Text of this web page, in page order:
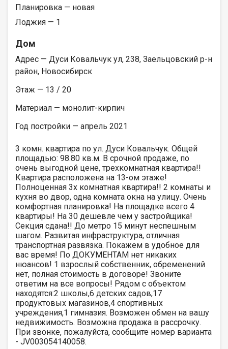
Планировка — новая
Лоджия — 1
Дом
Адрес — Дуси Ковальчук ул, 238, Заельцовский р-н
район, Новосибирск
Этаж — 13 / 20
Материал — монолит-кирпич
Год постройки — апрель 2021
3 комн. квартира по ул. Дуси Ковальчук. Общей
площадью: 98.80 кв.м. В срочной продаже, по
очень выгодной цене, трехкомнатная квартира!!
Квартира расположена на 13-ом этаже!
Полноценная 3х комнатная квартира!! 2 комнаты и
кухня во двор, одна комната окна на улицу. Очень
комфортная планировка! На площадке всего 4
квартиры! На 30 дешевле чем у застройщика!
Секция сдана!! До метро 15 минут неспешным
шагом. Развитая инфраструктура, отличная
транспортная развязка. Покажем в удобное для
вас время! По ДОКУМЕНТАМ нет никаких
нюансов! 1 взрослый собственник, обременений
нет, полная стоимость в договоре! Звоните
ответим на все вопросы! Рядом с объектом
находятся:2 школы,6 детских садов,17
продуктовых магазинов,4 спортивных
учреждения,1 гимназия. Возможен обмен на вашу
недвижимость. Возможна продажа в рассрочку.
При звонке, пожалуйста, сообщите номер варианта
- JV003054140058.